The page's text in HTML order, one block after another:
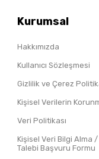
Kurumsal
Hakkımızda
Kullanıcı Sözleşmesi
Gizlilik ve Çerez
Kişisel Verilerin
Veri Politikası
Kişisel Veri Bilgi Alma
Talebi Başvuru Formu